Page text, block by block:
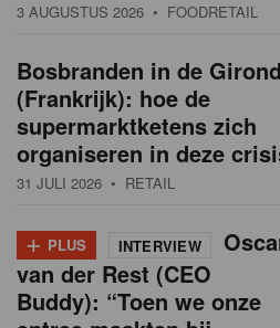
3 AUGUSTUS 2026 • FOODRETAIL
Bosbranden in de
(Frankrijk): hoe de
supermarktketens zich
organiseren in deze
31 JULI 2026 • RETAIL
+ PLUS INTERVIEW
van der Rest (CEO
Buddy): “Toen we onze